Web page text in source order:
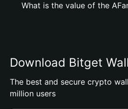
What is the value of the
Download Bitget
The best and secure crypto
million users